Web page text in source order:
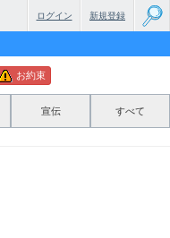
新規登録
ログイン
お約束
宣伝 すべて